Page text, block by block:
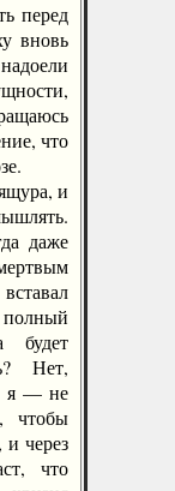
перед
вновь
что
и
даже
будет
Нет,
я — не
чтобы
через
что